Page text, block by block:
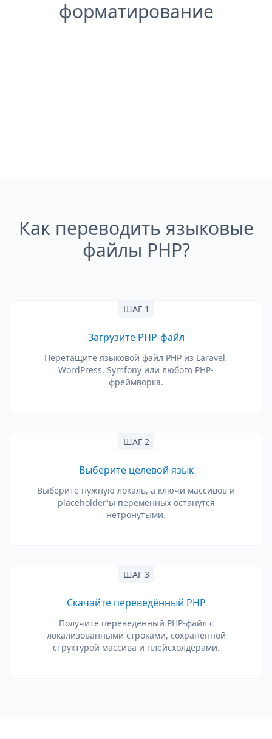
форматирование
Как переводить языковые
файлы PHP?
ШАГ 1
Загрузите PHP-файл
Перетащите языковой файл PHP из Laravel,
WordPress, Symfony или любого PHP-
фреймворка.
ШАГ 2
Выберите целевой язык
Выберите нужную локаль, а ключи массивов и
placeholder'ы переменных останутся
нетронутыми.
ШАГ 3
Скачайте переведённый PHP
Получите переведённый PHP-файл с
локализованными строками, сохранённой
структурой массива и плейсхолдерами.